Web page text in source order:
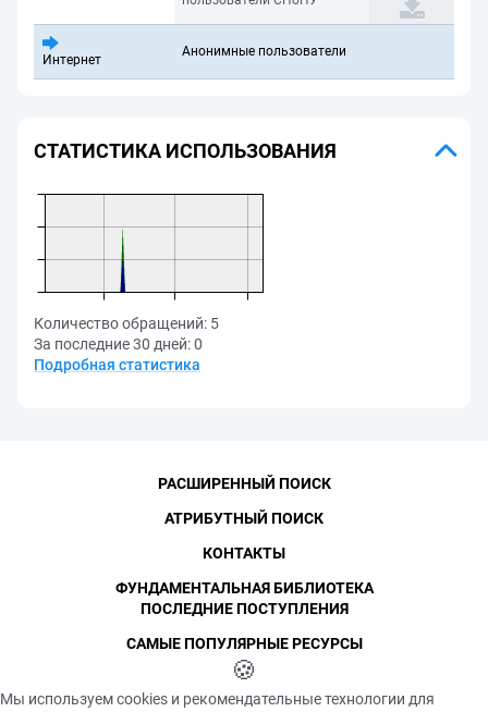
Интернет
Анонимные пользователи
СТАТИСТИКА ИСПОЛЬЗОВАНИЯ
Количество обращений: 5
За последние 30 дней:0
Подробная статистика
СПбПУ, 1996-2026
Авторские права и персональные данные
Фотографии размещены с согласия
РАСШИРЕННЫЙ ПОИСК
АТРИБУТНЫЙ ПОИСК
КОНТАКТЫ
ФУНДАМЕНТАЛЬНАЯ БИБЛИОТЕКА
ПОСЛЕДНИЕ ПОСТУПЛЕНИЯ
САМЫЕ ПОПУЛЯРНЫЕ РЕСУРСЫ
🍪
Мы используем cookies и рекомендательные технологии для